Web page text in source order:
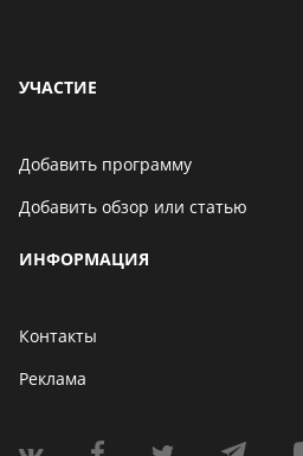
УЧАСТИЕ
Добавить программу
Добавить обзор или статью
ИНФОРМАЦИЯ
Контакты
Реклама